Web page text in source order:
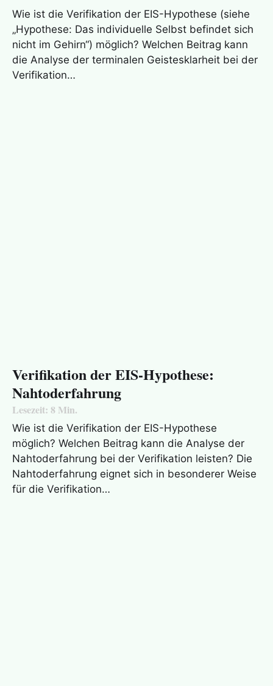
Wie ist die Verifikation der EIS-Hypothese (siehe
„Hypothese: Das individuelle Selbst befindet sich
nicht im Gehirn“) möglich? Welchen Beitrag kann
die Analyse der terminalen Geistesklarheit bei der
Verifikation…
Verifikation der EIS-Hypothese:
Nahtoderfahrung
Lesezeit: 8 Min.
Wie ist die Verifikation der EIS-Hypothese
möglich? Welchen Beitrag kann die Analyse der
Nahtoderfahrung bei der Verifikation leisten? Die
Nahtoderfahrung eignet sich in besonderer Weise
für die Verifikation…